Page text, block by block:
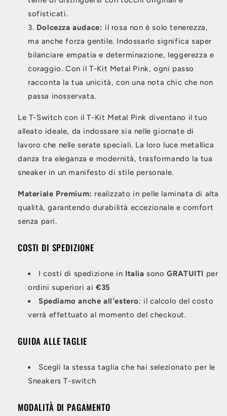
sofisticati.
Dolcezza audace: il rosa non è solo tenerezza,
ma anche forza gentile. Indossarlo significa saper
bilanciare empatia e determinazione, leggerezza e
coraggio. Con il T-Kit Metal Pink, ogni passo
racconta la tua unicità, con una nota chic che non
passa inosservata.
Le T-Switch con il T-Kit Metal Pink diventano il tuo
alleato ideale, da indossare sia nelle giornate di
lavoro che nelle serate speciali. La loro luce metallica
danza tra eleganza e modernità, trasformando la tua
sneaker in un manifesto di stile personale.
Materiale Premium: realizzato in pelle laminata di alta
qualità, garantendo durabilità eccezionale e comfort
senza pari.
COSTI DI SPEDIZIONE
I costi di spedizione in Italia sono GRATUITI per
ordini superiori ai €35
Spediamo anche all'estero: il calcolo del costo
verrà effettuato al momento del checkout.
GUIDA ALLE TAGLIE
Scegli la stessa taglia che hai selezionato per le
Sneakers T-switch
MODALITÀ DI PAGAMENTO